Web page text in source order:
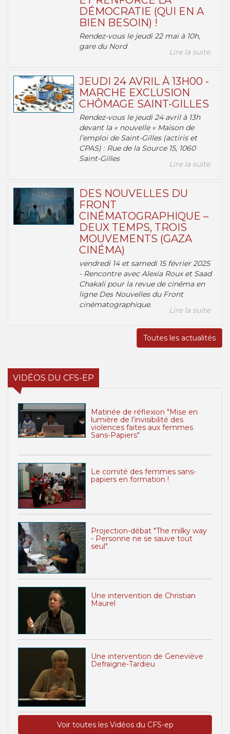
DÉMOCRATIE (QUI EN A
BIEN BESOIN) !
Rendez-vous le jeudi 22 mai à 10h,
gare du Nord
Lire la suite
JEUDI 24 AVRIL À 13H00 -
MARCHE EXCLUSION
CHÔMAGE SAINT-GILLES
Rendez-vous le jeudi 24 avril à 13h
devant la « nouvelle » Maison de
l’emploi de Saint-Gilles (actiris et
CPAS) : Rue de la Source 15, 1060
Saint-Gilles
Lire la suite
DES NOUVELLES DU
FRONT
CINÉMATOGRAPHIQUE –
DEUX TEMPS, TROIS
MOUVEMENTS (GAZA
CINÉMA)
vendredi 14 et samedi 15 février 2025
- Rencontre avec Alexia Roux et Saad
Chakali pour la revue de cinéma en
ligne Des Nouvelles du Front
cinématographique.
Lire la suite
Toutes les actualités
VIDÉOS DU CFS-EP
Matinée de réflexion "Mise en
lumière de l’invisibilité des
violences faites aux femmes
Sans-Papiers"
Le comité des femmes sans-
papiers en formation !
Projection-débat "The milky way
- Personne ne se sauve tout
seul".
Une intervention de Christian
Maurel
Une intervention de Geneviève
Defraigne-Tardieu
Voir toutes les Vidéos du CFS-ep